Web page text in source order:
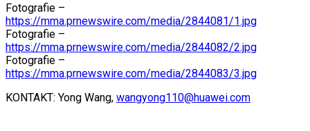
Fotografie –
https://mma.prnewswire.com/media/2844081/1.jpg
Fotografie –
https://mma.prnewswire.com/media/2844082/2.jpg
Fotografie –
https://mma.prnewswire.com/media/2844083/3.jpg
KONTAKT: Yong Wang, wangyong110@huawei.com